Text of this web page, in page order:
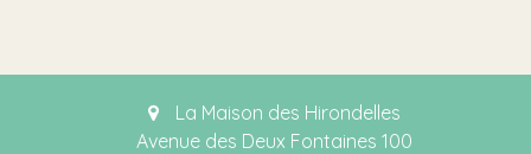
La Maison des Hirondelles
Avenue des Deux Fontaines 100